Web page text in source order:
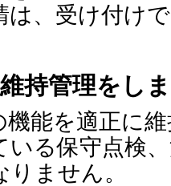
は、受け付け
持管理をし
能を適正に
いる保守点検
ません。